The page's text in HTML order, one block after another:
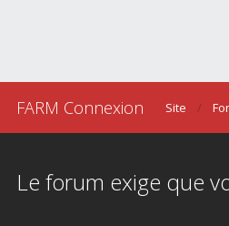
FARM Connexion Site
Le forum exige que